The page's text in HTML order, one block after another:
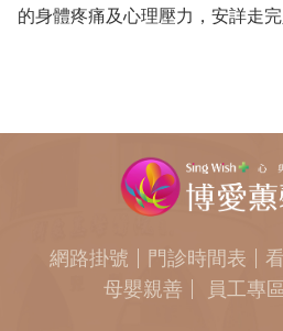
的身體疼痛及心理壓力，安詳走
網路掛號 門診時間表
母嬰親善
員工專區